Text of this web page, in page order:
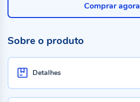
Comprar agora
Sobre o produto
Detalhes